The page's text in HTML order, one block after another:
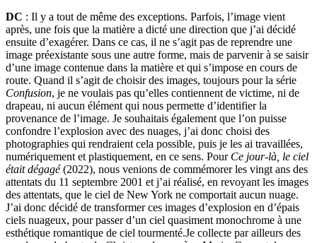
DC : Il y a tout de même des exceptions. Parfois, l’image vient
après, une fois que la matière a dicté une direction que j’ai décidé
ensuite d’exagérer. Dans ce cas, il ne s’agit pas de reprendre une
image préexistante sous une autre forme, mais de parvenir à se saisir
d’une image contenue dans la matière et qui s’impose en cours de
route. Quand il s’agit de choisir des images, toujours pour la série
Confusion, je ne voulais pas qu’elles contiennent de victime, ni de
drapeau, ni aucun élément qui nous permette d’identifier la
provenance de l’image. Je souhaitais également que l’on puisse
confondre l’explosion avec des nuages, j’ai donc choisi des
photographies qui rendraient cela possible, puis je les ai travaillées,
numériquement et plastiquement, en ce sens. Pour Ce jour-là, le ciel
était dégagé(2022), nous venions de commémorer les vingt ans des
attentats du 11 septembre 2001 et j’ai réalisé, en revoyant les images
des attentats, que le ciel de New York ne comportait aucun nuage.
J’ai donc décidé de transformer ces images d’explosion en d’épais
ciels nuageux, pour passer d’un ciel quasiment monochrome à une
esthétique romantique de ciel tourmenté.Je collecte par ailleurs des